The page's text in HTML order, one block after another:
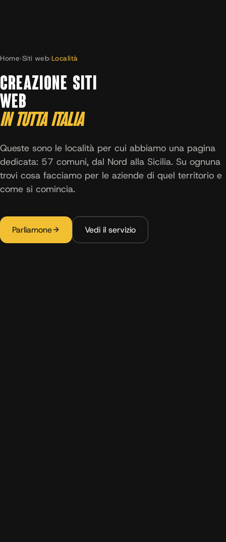
Home›Siti web›Località
CREAZIONE SITI
WEB
IN TUTTA ITALIA
Queste sono le località per cui abbiamo una pagina
dedicata: 57 comuni, dal Nord alla Sicilia. Su ognuna
trovi cosa facciamo per le aziende di quel territorio e
come si comincia.
Parliamone Vedi il servizio